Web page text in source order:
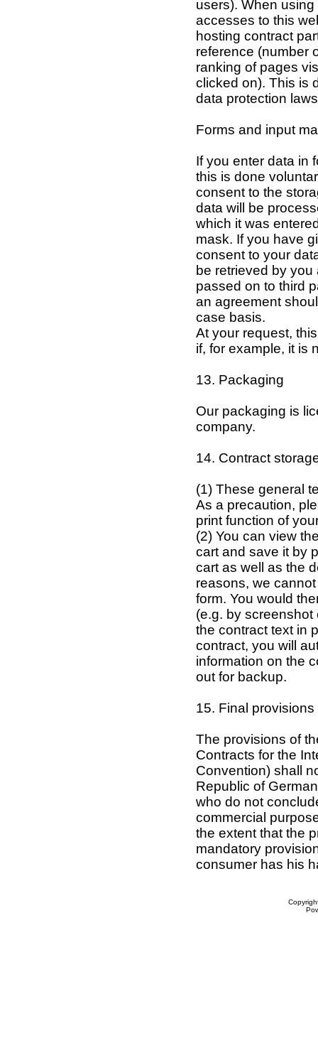
users). When
accesses to this
hosting contract
reference (number
ranking of pages
clicked on). This is
data protection
Forms and input
If you enter data in
this is done
consent to the
data will be
which it was
mask. If you have
consent to your
be retrieved by you
passed on to third
an agreement
case basis.
At your request,
if, for example, it is
13. Packaging
Our packaging is
company.
14. Contract
(1) These general
As a precaution,
print function of
(2) You can view
cart and save it by
cart as well as the
reasons, we
form. You would
(e.g. by
the contract text in
contract, you will
information on the
out for backup.
15. Final provisions
The provisions of
Contracts for the
Convention) shall
Republic of
who do not
commercial
the extent that the
mandatory
consumer has his